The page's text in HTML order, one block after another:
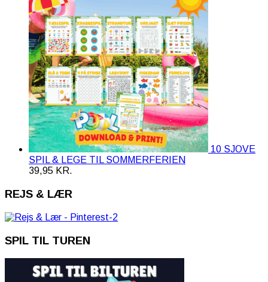
10 SJOVE
SPIL & LEGE TIL SOMMERFERIEN
39,95 KR.
REJS & LÆR
SPIL TIL TUREN